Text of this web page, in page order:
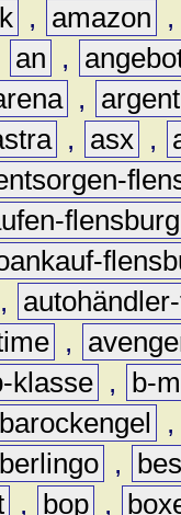
, amazon
an ,
,
, asx ,
flensburg
,
,
klasse ,
b-
barockengel
berlingo ,
, bop ,